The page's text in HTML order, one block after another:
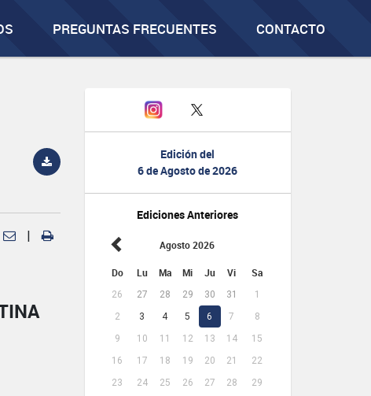
PREGUNTAS FRECUENTES CONTACTO
Edición del
6 de Agosto de 2026
Ediciones Anteriores
Agosto 2026
Do Lu Ma Mi Ju Vi Sa
26 27 28 29 30 31
1
2
3 4 5 6 7
8
9
10 11 12 13 14
15
16
17 18 19 20 21
22
23
24 25 26 27 28
29
|